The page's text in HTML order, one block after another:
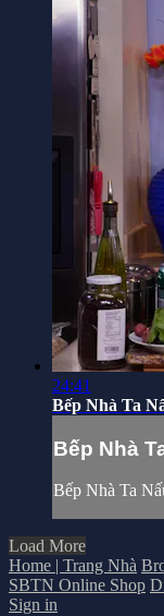
24:41
Bếp Nhà Ta
Bếp Nhà
Bếp Nhà Ta
Load More
Home | Trang Nhà
SBTN Online Shop
Sign in